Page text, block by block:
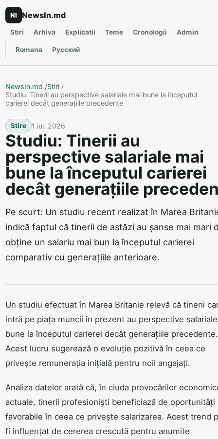
NI NewsIn.md
Stiri Arhiva Explicatii Teme Cronologii Admin
Romana Русский
NewsIn.md /Stiri /
Studiu: Tinerii au perspective salariale mai bune la începutul
carierei decât generațiile precedente
Stire 1 iul. 2026
Studiu: Tinerii au
perspective salariale mai
bune la începutul carierei
decât generațiile
Pe scurt: Un studiu recent realizat în Marea
indică faptul că tinerii de astăzi au șanse mai mari
obține un salariu mai bun la începutul carierei
comparativ cu generațiile anterioare.
Un studiu efectuat în Marea Britanie relevă că tinerii
intră pe piața muncii în prezent au perspective
bune la începutul carierei decât generațiile precedente.
Acest lucru sugerează o evoluție pozitivă în ceea ce
privește remunerația inițială pentru noii angajați.
Analiza datelor arată că, în ciuda provocărilor
actuale, tinerii profesioniști beneficiază de oportunități
favorabile în ceea ce privește salarizarea. Acest trend
fi influențat de cererea crescută pentru anumite